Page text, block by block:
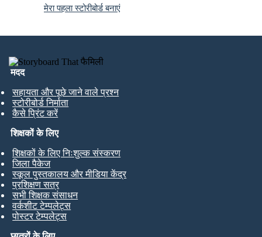
मेरा पहला स्टोरीबोर्ड बनाएं
मदद
सहायता और पूछे जाने वाले प्रश्न
स्टोरीबोर्ड निर्माता
कैसे प्रिंट करें
शिक्षकों के लिए
शिक्षकों के लिए निःशुल्क संस्करण
जिला पैकेज
स्कूल पुस्तकालय और मीडिया केंद्र
प्रशिक्षण सत्र
सभी शिक्षक संसाधन
वर्कशीट टेम्पलेट्स
पोस्टर टेम्पलेट्स